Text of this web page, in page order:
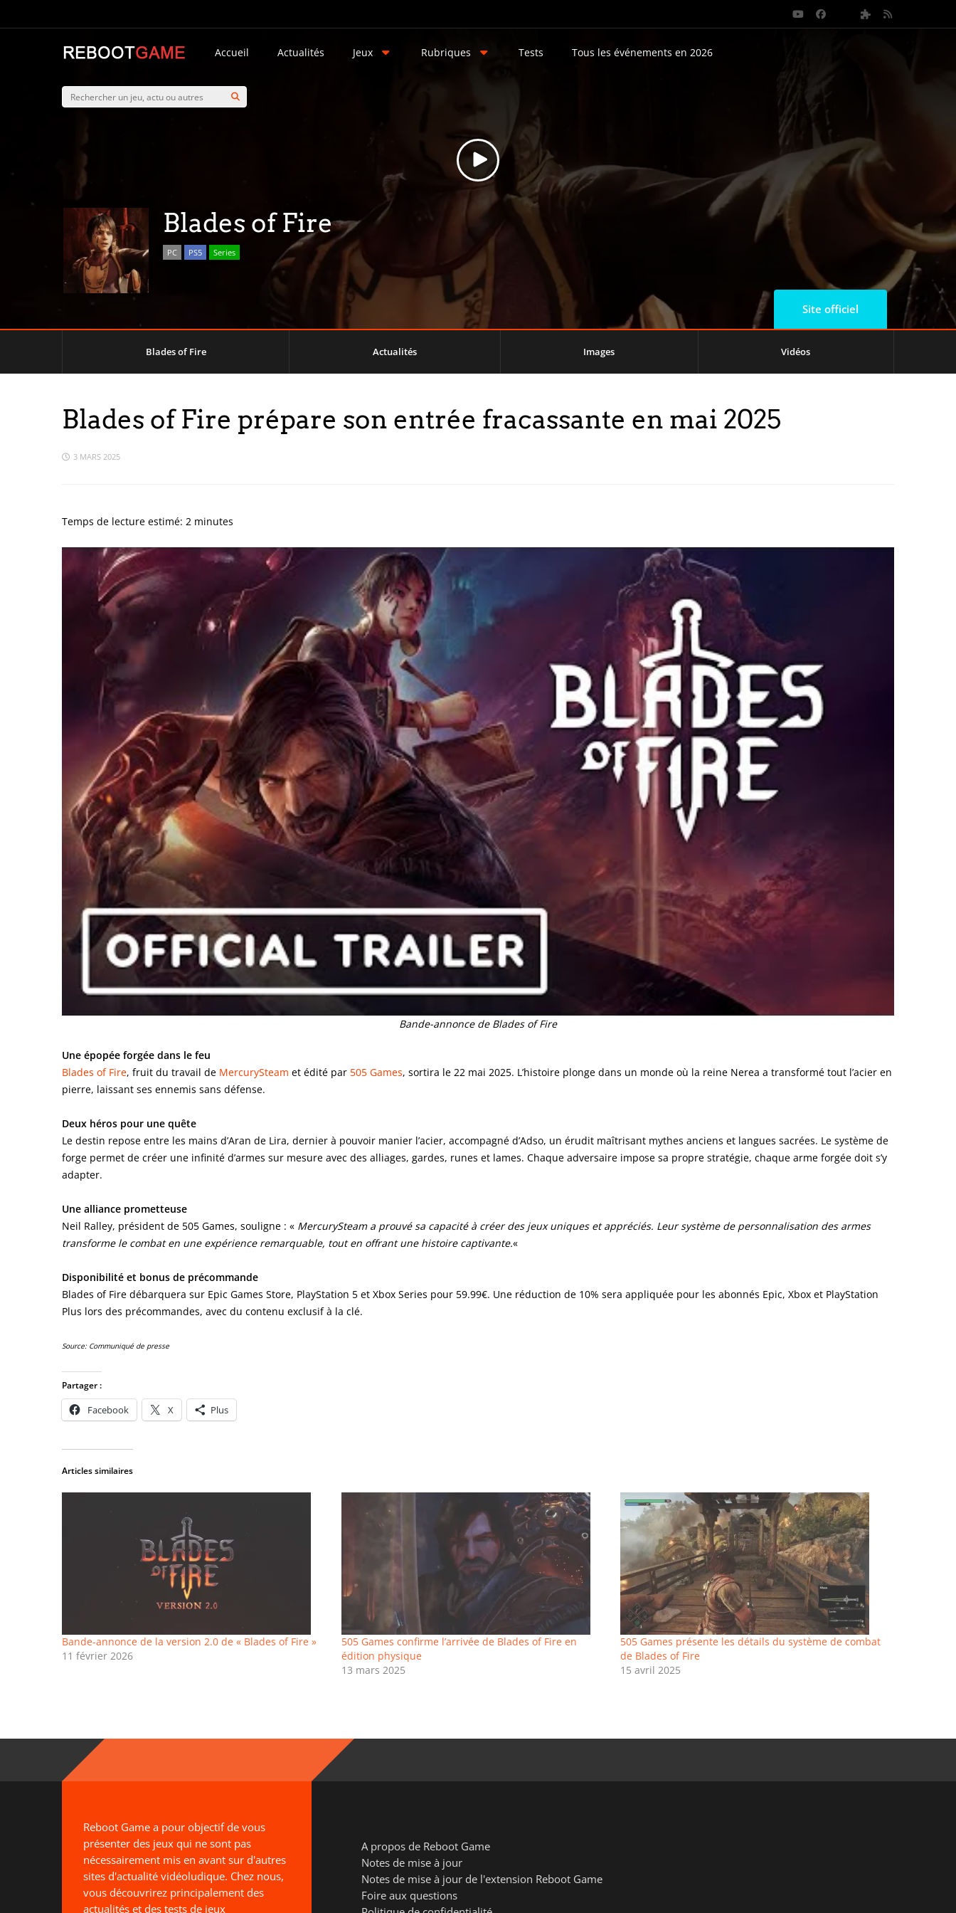
Accueil Actualités Jeux Rubriques Tests Tous les événements en 2026
Blades of Fire
PC PS5 Series
Site officiel
Blades of Fire Actualités Images Vidéos
Blades of Fire prépare son entrée fracassante en mai 2025
3 MARS 2025
Temps de lecture estimé: 2 minutes
Bande-annonce de Blades of Fire
Une épopée forgée dans le feu
Blades of Fire, fruit du travail de MercurySteam et édité par 505 Games, sortira le 22 mai 2025. L’histoire plonge dans un monde où la reine Nerea a transformé tout l’acier en
pierre, laissant ses ennemis sans défense.
Deux héros pour une quête
Le destin repose entre les mains d’Aran de Lira, dernier à pouvoir manier l’acier, accompagné d’Adso, un érudit maîtrisant mythes anciens et langues sacrées. Le système de
forge permet de créer une infinité d’armes sur mesure avec des alliages, gardes, runes et lames. Chaque adversaire impose sa propre stratégie, chaque arme forgée doit s’y
adapter.
Une alliance prometteuse
Neil Ralley, président de 505 Games, souligne : « MercurySteam a prouvé sa capacité à créer des jeux uniques et appréciés. Leur système de personnalisation des armes
transforme le combat en une expérience remarquable, tout en offrant une histoire captivante.«
Disponibilité et bonus de précommande
Blades of Fire débarquera sur Epic Games Store, PlayStation 5 et Xbox Series pour 59.99€. Une réduction de 10% sera appliquée pour les abonnés Epic, Xbox et PlayStation
Plus lors des précommandes, avec du contenu exclusif à la clé.
Source: Communiqué de presse
Partager :
Facebook X Plus
Articles similaires
Bande-annonce de la version 2.0 de « Blades of Fire »
11 février 2026
505 Games confirme l’arrivée de Blades of Fire en
édition physique
13 mars 2025
505 Games présente les détails du système de combat
de Blades of Fire
15 avril 2025
Reboot Game a pour objectif de vous
présenter des jeux qui ne sont pas
nécessairement mis en avant sur d'autres
sites d'actualité vidéoludique. Chez nous,
vous découvrirez principalement des
actualités et des tests de jeux
A propos de Reboot Game
Notes de mise à jour
Notes de mise à jour de l'extension Reboot Game
Foire aux questions